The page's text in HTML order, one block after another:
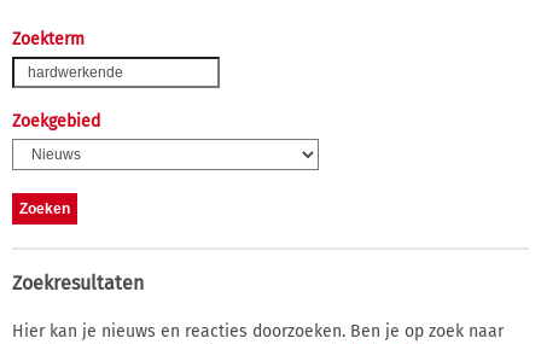
Zoekterm
Zoekgebied
Zoekresultaten
Hier kan je nieuws en reacties doorzoeken. Ben je op zoek naar